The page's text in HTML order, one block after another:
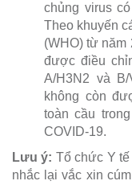
chủng virus
Theo khuyến
(WHO) từ năm
được điều
A/H3N2 và B/
không còn
toàn cầu
COVID-19.
Lưu ý: Tổ chức Y
nhắc lại vắc xin